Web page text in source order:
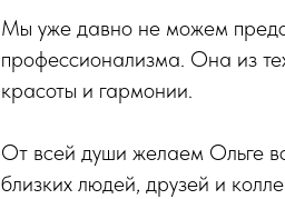
Мы уже давно не можем
профессионализма. Она из
красоты и гармонии.
От всей души желаем Ольге
близких людей, друзей и